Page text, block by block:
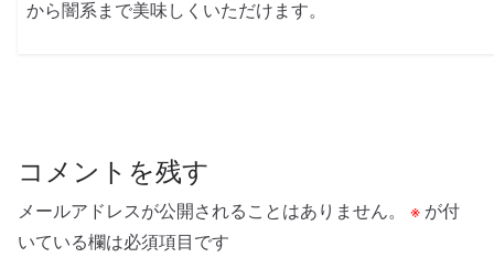
から闇系まで美味しくいただけます。
コメントを残す
メールアドレスが公開されることはありません。 ※ が付
いている欄は必須項目です